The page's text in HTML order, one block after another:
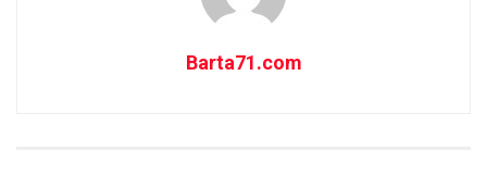
Barta71.com